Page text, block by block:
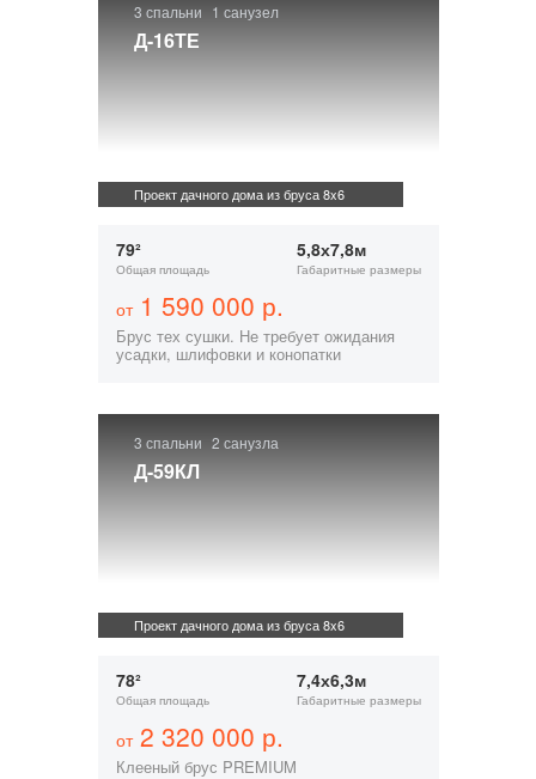
3 спальни 1 санузел
Д-16ТЕ
Проект дачного дома из бруса 8x6
79²
Общая площадь
5,8х7,8м
Габаритные размеры
от1 590 000 р.
Брус тех сушки. Не требует ожидания
усадки, шлифовки и конопатки
3 спальни 2 санузла
Д-59КЛ
Проект дачного дома из бруса 8x6
78²
Общая площадь
7,4х6,3м
Габаритные размеры
от2 320 000 р.
Клееный брус PREMIUM